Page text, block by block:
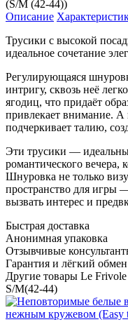
Описание
Трусики с высокой
идеальное сочетание
Регулирующаяся
интригу, сквозь неё
ягодиц, что придаёт
привлекает внимание. А
подчеркивает талию,
Эти трусики —
романтического вечера,
Шнуровка не только
пространство для игры
вызвать интерес и
Быстрая доставка
Анонимная упаковка
Отзывчивые
Гарантия и лёгкий обмен
Другие товары Le Frivole
S/M(42-44)